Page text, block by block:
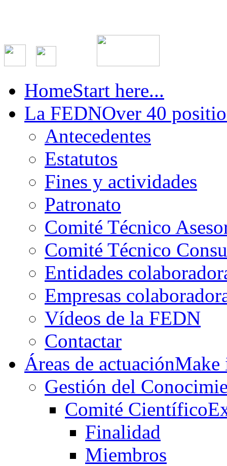
HomeStart here...
La FEDNOver 40
Antecedentes
Estatutos
Fines y actividades
Patronato
Comité Técnico
Comité Técnico
Entidades
Empresas
Vídeos de la FEDN
Contactar
Áreas de actuación
Gestión del
Comité Científico
Finalidad
Miembros